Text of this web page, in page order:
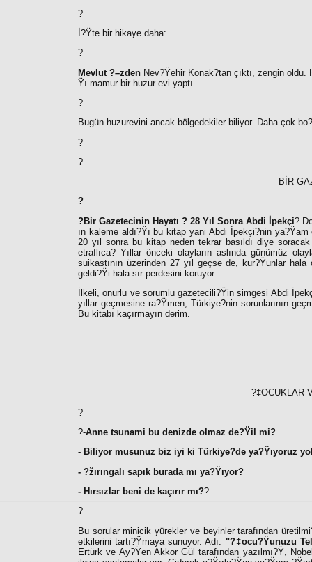
?
İ?Ÿte bir hikaye daha:
?
Mevlut ?–zden Nev?Ÿehir Konak?tan çıktı, zengin
Ÿı mamur bir huzur evi yaptı.
?
Bugün huzurevini ancak bölgedekiler biliyor. Daha çok
?
?
BİR
?
?Bir Gazetecinin Hayatı ? 28 Yıl Sonra Abdi İpekçi?
ın kaleme aldı?Ÿı bu kitap yani Abdi İpekçi?nin ya?Ÿam
20 yıl sonra bu kitap neden tekrar basıldı diye
etraflıca? Yıllar önceki olayların aslında günümüz
suikastının üzerinden 27 yıl geçse de, kur?Ÿunlar
geldi?Ÿi hala sır perdesini koruyor.
İlkeli, onurlu ve sorumlu gazetecili?Ÿin simgesi Abdi
yıllar geçmesine ra?Ÿmen, Türkiye?nin sorunlarının
Bu kitabı kaçırmayın derim.
?‡OCUKLAR
?
?-Anne tsunami bu denizde olmaz de?Ÿil mi?
- Biliyor musunuz biz iyi ki Türkiye?de ya?Ÿıyoruz
- ?žırıngalı sapık burada mı ya?Ÿıyor?
- Hırsızlar beni de kaçırır mı??
?
Bu sorular minicik yürekler ve beyinler tarafından
etkilerini tartı?Ÿmaya sunuyor. Adı: "?‡ocu?Ÿunuzu
Ertürk ve Ay?Ÿen Akkor Gül tarafından yazılmı?Ÿ,